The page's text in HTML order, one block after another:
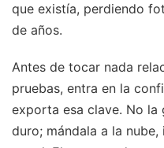
que existía, perdiendo
de años.
Antes de tocar nada
pruebas, entra en la
exporta esa clave. No la
duro; mándala a la